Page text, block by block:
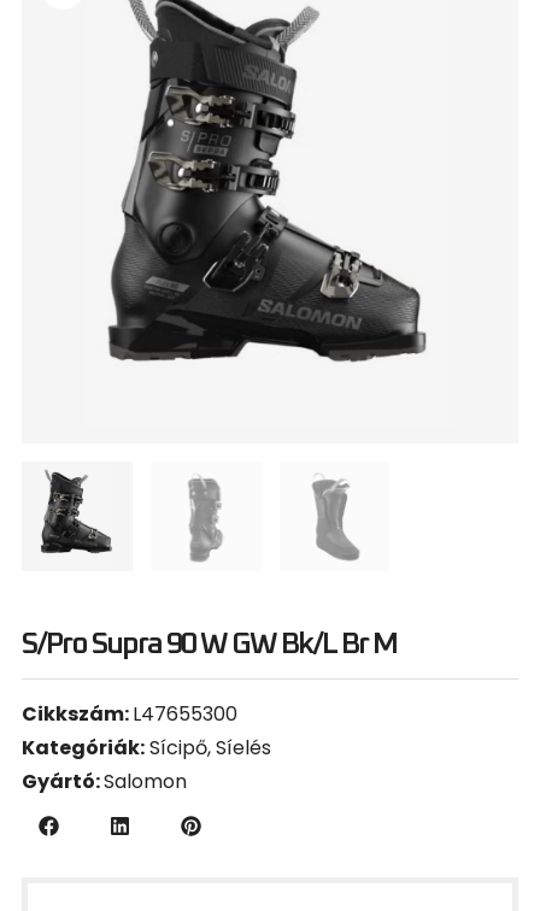
S/Pro Supra 90 W GW Bk/L Br M
Cikkszám:L47655300
Kategóriák:Sícipő,Síelés
Gyártó:Salomon